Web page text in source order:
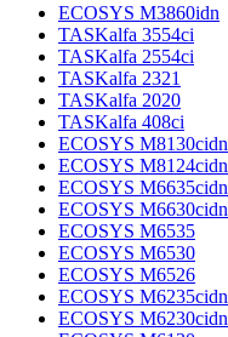
ECOSYS M3860idn
TASKalfa 3554ci
TASKalfa 2554ci
TASKalfa 2321
TASKalfa 2020
TASKalfa 408ci
ECOSYS M8130cidn
ECOSYS M8124cidn
ECOSYS M6635cidn
ECOSYS M6630cidn
ECOSYS M6535
ECOSYS M6530
ECOSYS M6526
ECOSYS M6235cidn
ECOSYS M6230cidn